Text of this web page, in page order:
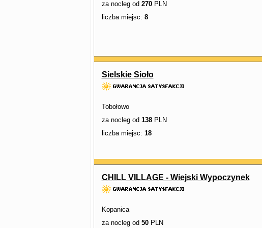
za nocleg od 270PLN
liczba miejsc: 8
Sielskie Sioło
Tobołowo
za nocleg od 138PLN
liczba miejsc: 18
CHILL VILLAGE - Wiejski Wypoczynek
Kopanica
za nocleg od 50PLN